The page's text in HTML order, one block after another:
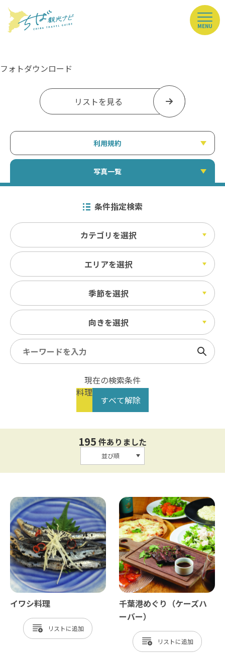
MENU
フォトダウンロード
リストを見る
利用規約
写真一覧
条件指定検索
カテゴリを選択
エリアを選択
季節を選択
向きを選択
検索
現在の検索条件
料理
すべて解除
195 件ありました
並び順
イワシ料理
リスト
千葉港めぐり（ケーズハ
ーバー）
リスト